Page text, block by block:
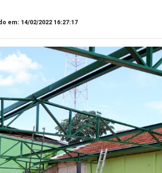
em: 14/02/2022 16:27:17